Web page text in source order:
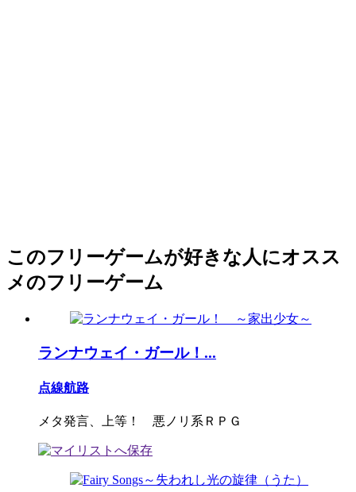
このフリーゲームが好きな人にオスス
メのフリーゲーム
ランナウェイ・ガール！...
点線航路
メタ発言、上等！ 悪ノリ系ＲＰＧ